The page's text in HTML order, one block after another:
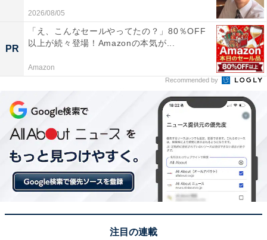
毎年11月に開催される学園祭は、関西で最も盛り上がる
と言われており、にぎやかなことが好きな学生にはうっ
てつけ。
2026/08/05
PR
「え、こんなセールやってたの？」80％OFF
以上が続々登場！Amazonの本気が...
Amazon
Recommended by
注目の連載